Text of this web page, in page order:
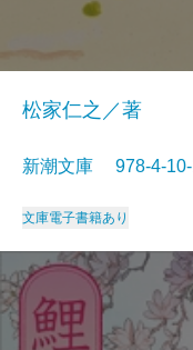
松家仁之／著
新潮文庫 978-4-
文庫電子書籍あり